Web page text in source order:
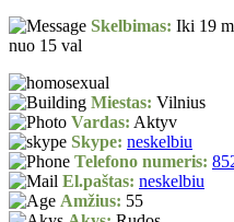
Skelbimas: Iki 19
nuo 15 val
Miestas: Vilnius
Vardas: Aktyv
Skype: neskelbiu
Telefono numeris:
El.paštas: neskelbiu
Amžius: 55